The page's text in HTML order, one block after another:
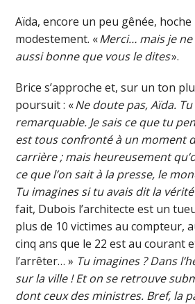
Aïda, encore un peu gênée, hoche
modestement. «Merci… mais je ne
aussi bonne que vous le dites».
Brice s’approche et, sur un ton
poursuit : «Ne doute pas, Aïda.
remarquable. Je sais ce que tu
est tous confronté à un moment
carrière ; mais heureusement
ce que l’on sait à la presse, le
Tu imagines si tu avais dit la vérité
fait, Dubois l’architecte est un
plus de 10 victimes au compteur,
cinq ans que le 22 est au courant
l’arrêter… » Tu imagines ? Dans
sur la ville ! Et on se retrouve
dont ceux des ministres. Bref, la